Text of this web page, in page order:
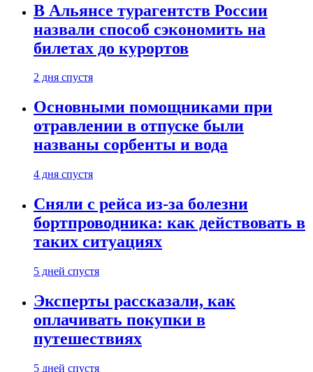
В Альянсе турагентств России
назвали способ сэкономить на
билетах до курортов
2 дня спустя
Основными помощниками при
отравлении в отпуске были
названы сорбенты и вода
4 дня спустя
Сняли с рейса из-за болезни
бортпроводника: как действовать в
таких ситуациях
5 дней спустя
Эксперты рассказали, как
оплачивать покупки в
путешествиях
5 дней спустя